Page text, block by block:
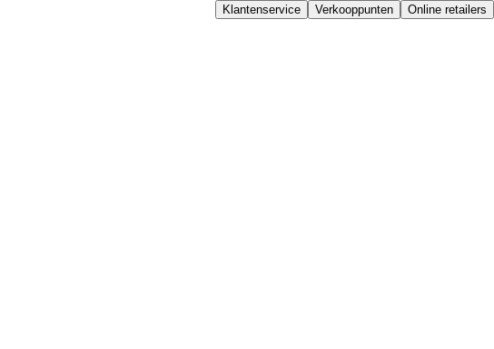
Klantenservice Verkooppunten Online retailers